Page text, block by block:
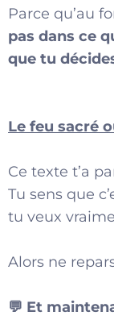
Parce qu’au
pas dans ce
que tu
Le feu sacré
Ce texte t’a
Tu sens que
tu veux
Alors ne
💬 Et